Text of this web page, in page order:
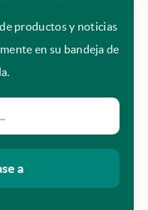
productos y noticias
en su bandeja de
a